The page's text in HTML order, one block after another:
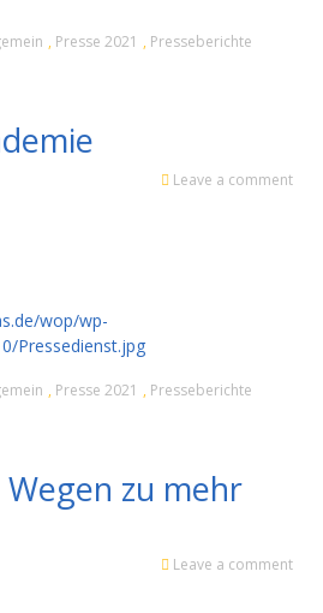
, Presse 2021 , Presseberichte
Leave a comment
wop/wp-
Pressedienst.jpg
, Presse 2021 , Presseberichte
zu mehr
Leave a comment